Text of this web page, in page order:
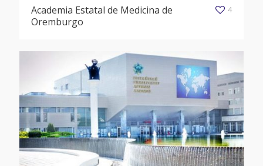
Academia Estatal de Medicina de
Oremburgo
4